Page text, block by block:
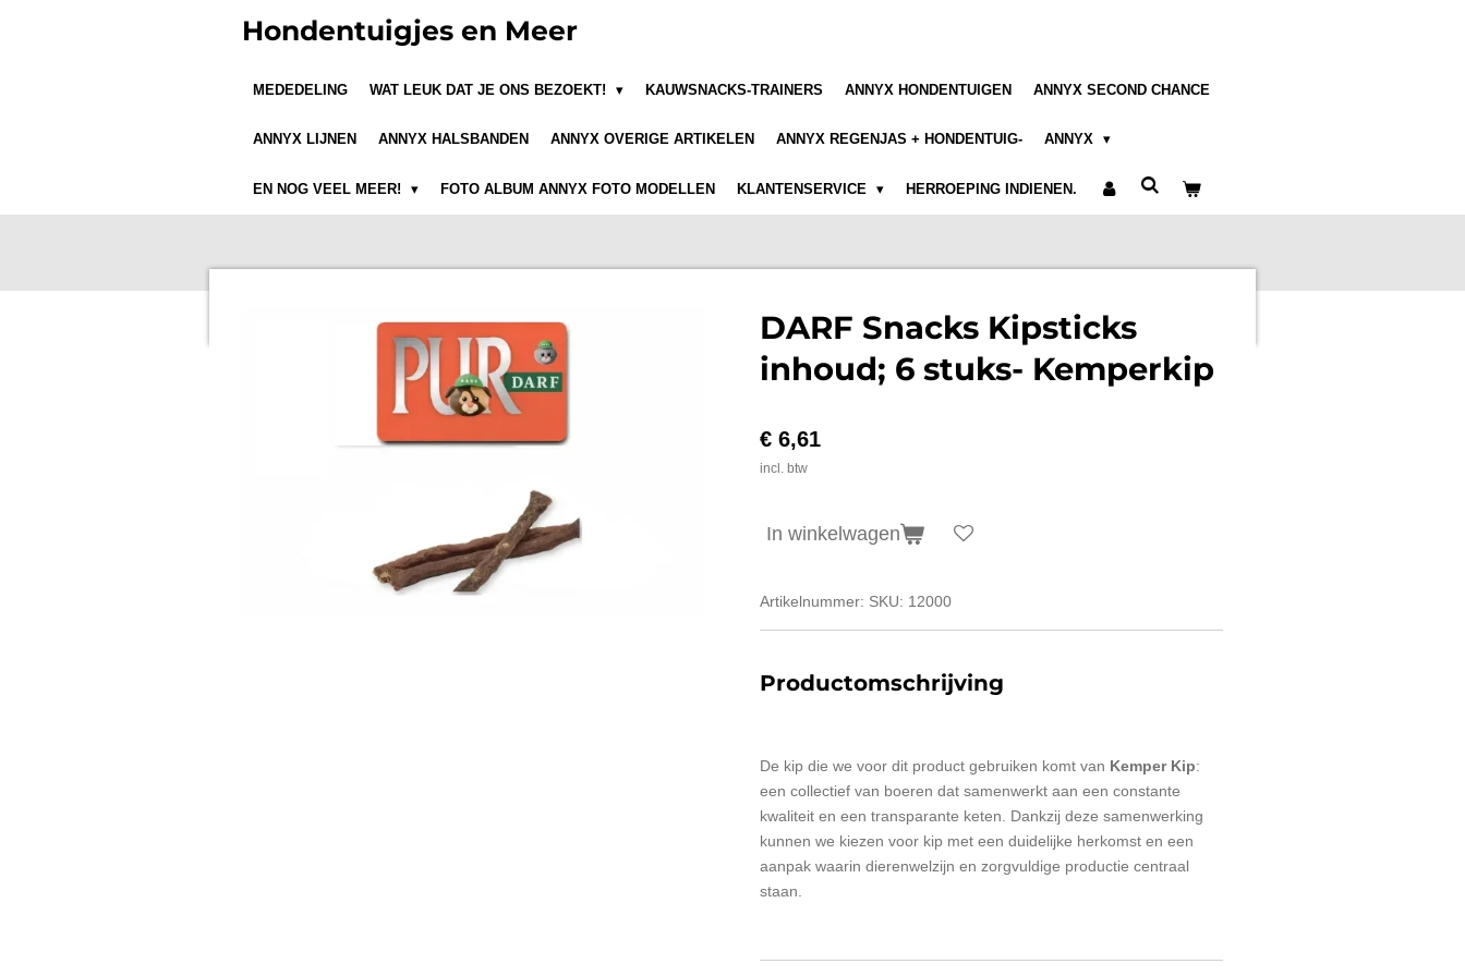
Hondentuigjes en Meer
MEDEDELING WAT LEUK DAT JE ONS BEZOEKT! KAUWSNACKS-TRAINERS ANNYX HONDENTUIGEN ANNYX SECOND CHANCE
ANNYX LIJNEN ANNYX HALSBANDEN ANNYX OVERIGE ARTIKELEN ANNYX REGENJAS + HONDENTUIG- ANNYX
EN NOG VEEL MEER! FOTO ALBUM ANNYX FOTO MODELLEN KLANTENSERVICE HERROEPING INDIENEN.
DARF Snacks Kipsticks
inhoud; 6 stuks- Kemperkip
€ 6,61
incl. btw
In winkelwagen
Artikelnummer: SKU: 12000
Productomschrijving
De kip die we voor dit product gebruiken komt van Kemper Kip:
een collectief van boeren dat samenwerkt aan een constante
kwaliteit en een transparante keten. Dankzij deze samenwerking
kunnen we kiezen voor kip met een duidelijke herkomst en een
aanpak waarin dierenwelzijn en zorgvuldige productie centraal
staan.